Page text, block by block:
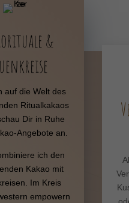
&
auf die Welt des
Ritualkakaos
Dir in Ruhe
Angebote an.
ich den
Kakao mit
Im Kreis
empowern